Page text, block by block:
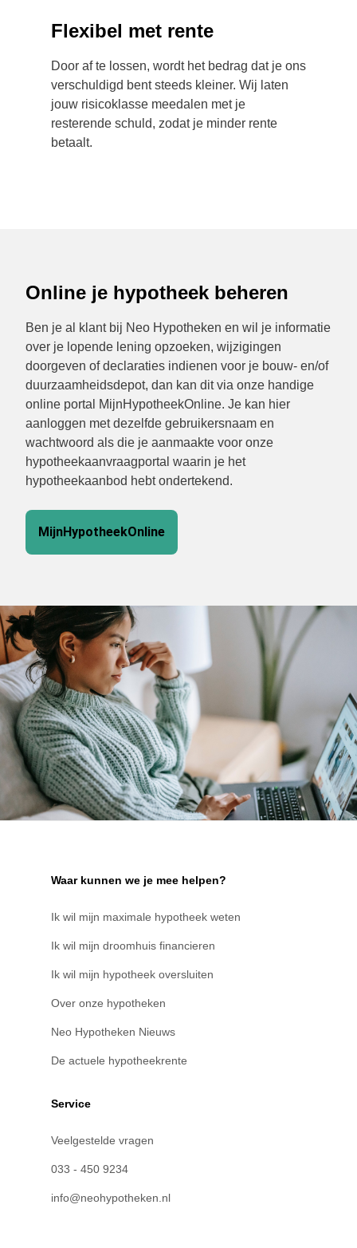
Flexibel met rente
Door af te lossen, wordt het bedrag dat je ons
verschuldigd bent steeds kleiner. Wij laten
jouw risicoklasse meedalen met je
resterende schuld, zodat je minder rente
betaalt.
Online je hypotheek beheren
Ben je al klant bij Neo Hypotheken en wil je informatie
over je lopende lening opzoeken, wijzigingen
doorgeven of declaraties indienen voor je bouw- en/of
duurzaamheidsdepot, dan kan dit via onze handige
online portal MijnHypotheekOnline. Je kan hier
aanloggen met dezelfde gebruikersnaam en
wachtwoord als die je aanmaakte voor onze
hypotheekaanvraagportal waarin je het
hypotheekaanbod hebt ondertekend.
MijnHypotheekOnline
Waar kunnen we je mee helpen?
Ik wil mijn maximale hypotheek weten
Ik wil mijn droomhuis financieren
Ik wil mijn hypotheek oversluiten
Over onze hypotheken
Neo Hypotheken Nieuws
De actuele hypotheekrente
Service
Veelgestelde vragen
033 - 450 9234
info@neohypotheken.nl